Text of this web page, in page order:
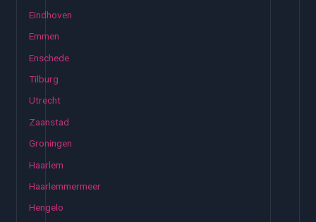
Eindhoven
Emmen
Enschede
Tilburg
Utrecht
Zaanstad
Groningen
Haarlem
Haarlemmermeer
Hengelo